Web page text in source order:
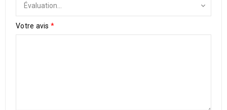
Votre avis *